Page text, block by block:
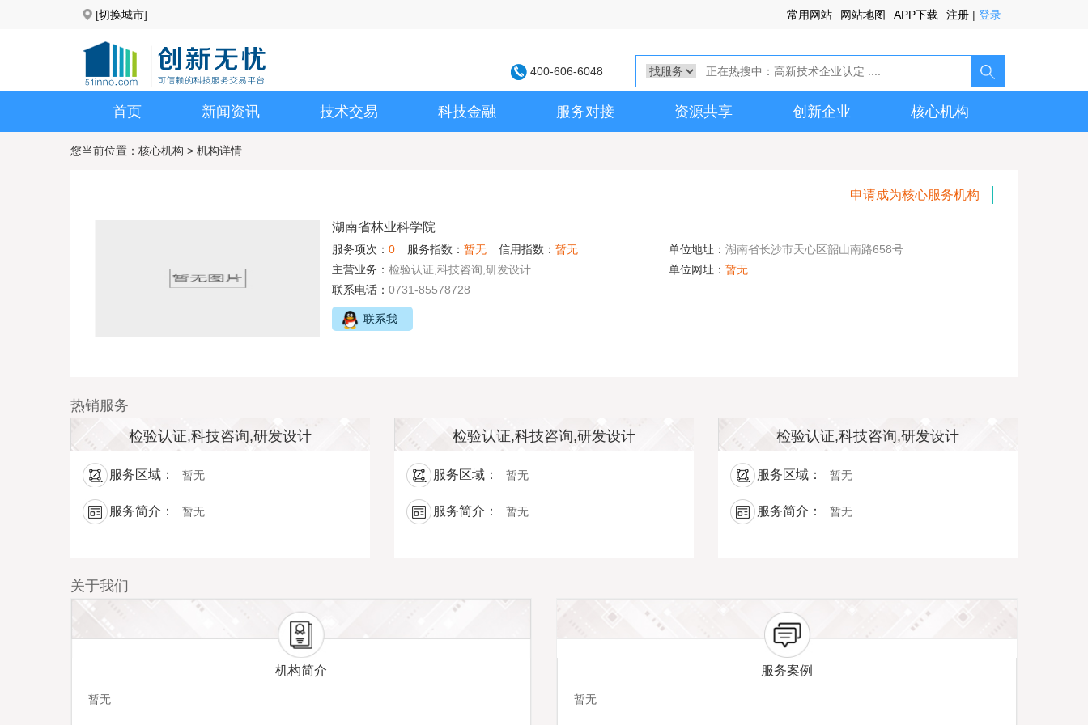
[切换城市] 常用网站 网站地图 APP下载 注册 | 登录
400-606-6048
首页 新闻资讯 技术交易 科技金融 服务对接 资源共享 创新企业 核心机构
您当前位置： 核心机构 > 机构详情
申请成为核心服务机构
湖南省林业科学院
服务项次： 0 服务指数： 暂无 信用指数： 暂无
主营业务： 检验认证,科技咨询,研发设计
联系电话： 0731-85578728
联系我
单位地址： 湖南省长沙市天心区韶山南路658号
单位网址： 暂无
热销服务
检验认证,科技咨询,研发设计
服务区域： 暂无
服务简介： 暂无
检验认证,科技咨询,研发设计
服务区域： 暂无
服务简介： 暂无
检验认证,科技咨询,研发设计
服务区域： 暂无
服务简介： 暂无
关于我们
机构简介
暂无
服务案例
暂无